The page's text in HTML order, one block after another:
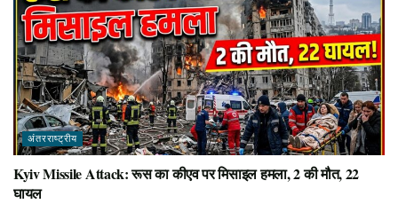
अंतरराष्ट्रीय
Kyiv Missile Attack: रूस का कीएव पर मिसाइल हमला, 2 की मौत, 22
घायल